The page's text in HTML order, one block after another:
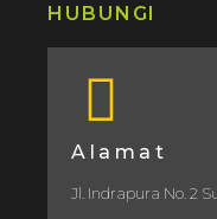
HUBUNGI
Alamat
Jl. Indrapura No. 2